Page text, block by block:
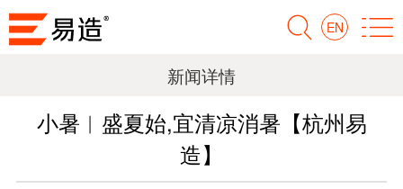
EN
新闻详情
小暑︱盛夏始,宜清凉消暑【杭州易
造】